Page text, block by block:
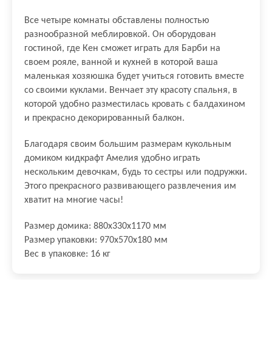
Все четыре комнаты обставлены полностью
разнообразной меблировкой. Он оборудован
гостиной, где Кен сможет играть для Барби на
своем рояле, ванной и кухней в которой ваша
маленькая хозяюшка будет учиться готовить вместе
со своими куклами. Венчает эту красоту спальня, в
которой удобно разместилась кровать с балдахином
и прекрасно декорированный балкон.
Благодаря своим большим размерам кукольным
домиком кидкрафт Амелия удобно играть
нескольким девочкам, будь то сестры или подружки.
Этого прекрасного развивающего развлечения им
хватит на многие часы!
Размер домика: 880х330х1170 мм
Размер упаковки: 970х570х180 мм
Вес в упаковке: 16 кг